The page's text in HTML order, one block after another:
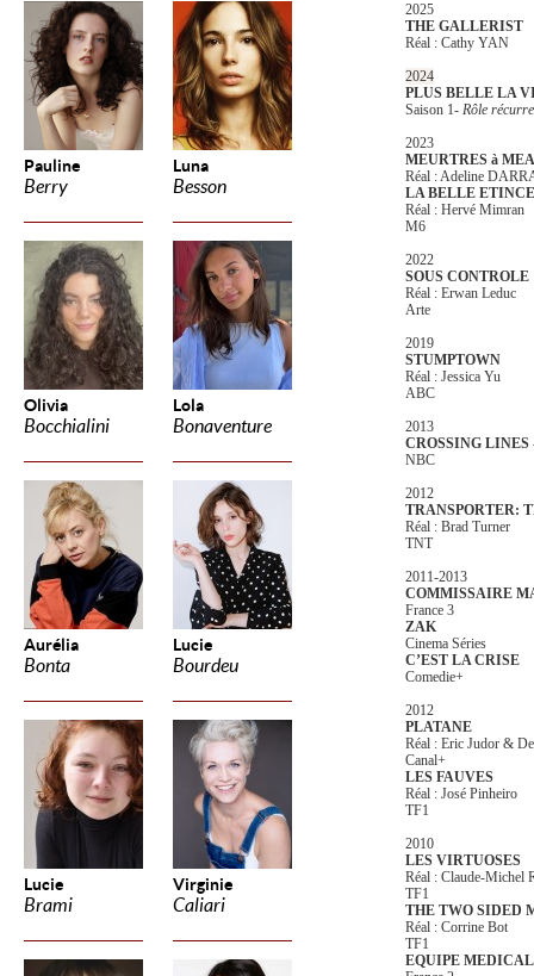
Pauline
Berry
Luna
Besson
Olivia
Bocchialini
Lola
Bonaventure
Aurélia
Bonta
Lucie
Bourdeu
Lucie
Brami
Virginie
Caliari
2025
THE GALLERIST
Réal : Cathy YAN
2024
PLUS BELLE LA
Saison 1- Rôle
2023
MEURTRES à
Réal : Adeline
LA BELLE
Réal : Hervé Mimran
M6
2022
SOUS CONTROLE
Réal : Erwan Leduc
Arte
2019
STUMPTOWN
Réal : Jessica Yu
ABC
2013
CROSSING LINES
NBC
2012
TRANSPORTER:
Réal : Brad Turner
TNT
2011-2013
COMMISSAIRE
France 3
ZAK
Cinema Séries
C’EST LA CRISE
Comedie+
2012
PLATANE
Réal : Eric Judor &
Canal+
LES FAUVES
Réal : José Pinheiro
TF1
2010
LES VIRTUOSES
Réal : Claude-Michel
TF1
THE TWO SIDED
Réal : Corrine Bot
TF1
EQUIPE